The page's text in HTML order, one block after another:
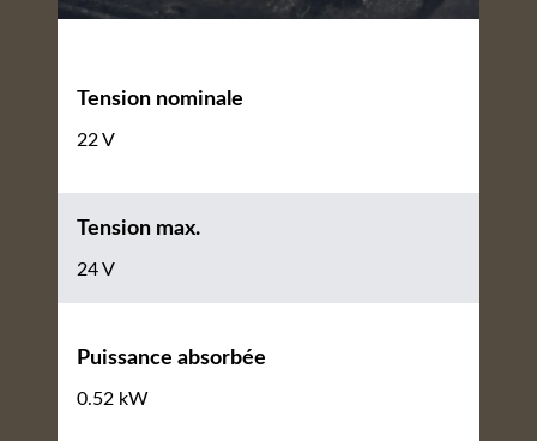
Tension nominale
22 V
Tension max.
24 V
Puissance absorbée
0.52 kW